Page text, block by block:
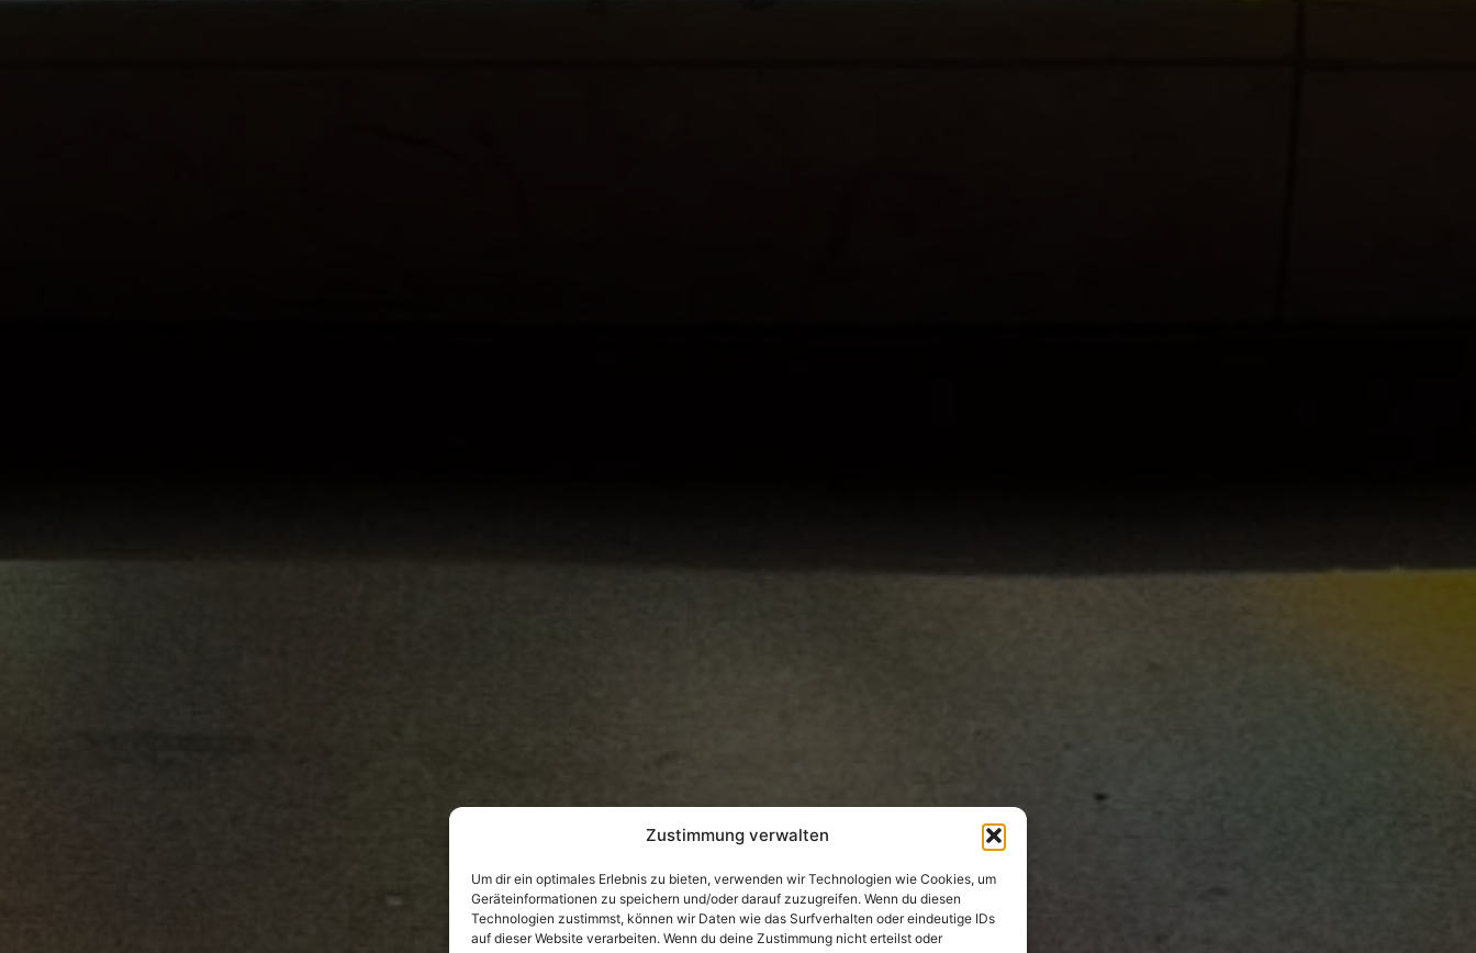
Zustimmung verwalten
Um dir ein optimales Erlebnis zu bieten, verwenden wir Technologien wie Cookies, um
Geräteinformationen zu speichern und/oder darauf zuzugreifen. Wenn du diesen
Technologien zustimmst, können wir Daten wie das Surfverhalten oder eindeutige IDs
auf dieser Website verarbeiten. Wenn du deine Zustimmung nicht erteilst oder